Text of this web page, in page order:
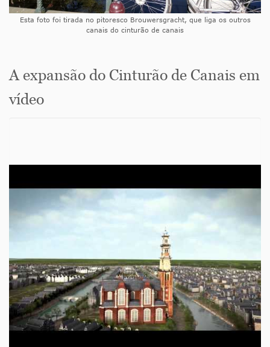
Esta foto foi tirada no pitoresco Brouwersgracht, que liga os outros
canais do cinturão de canais
A expansão do Cinturão de Canais em
vídeo